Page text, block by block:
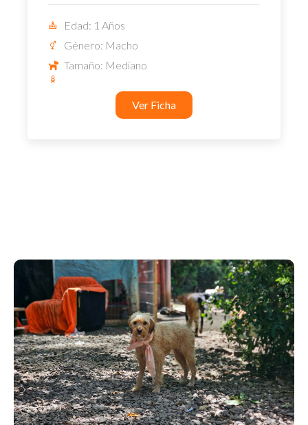
Edad: 1 Años
Género: Macho
Tamaño: Mediano
Ver Ficha